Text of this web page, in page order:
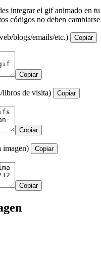
integrar el gif animado en
códigos no deben
blogs/emails/etc.) Copiar
Copiar
libros de visita) Copiar
Copiar
imagen) Copiar
Copiar